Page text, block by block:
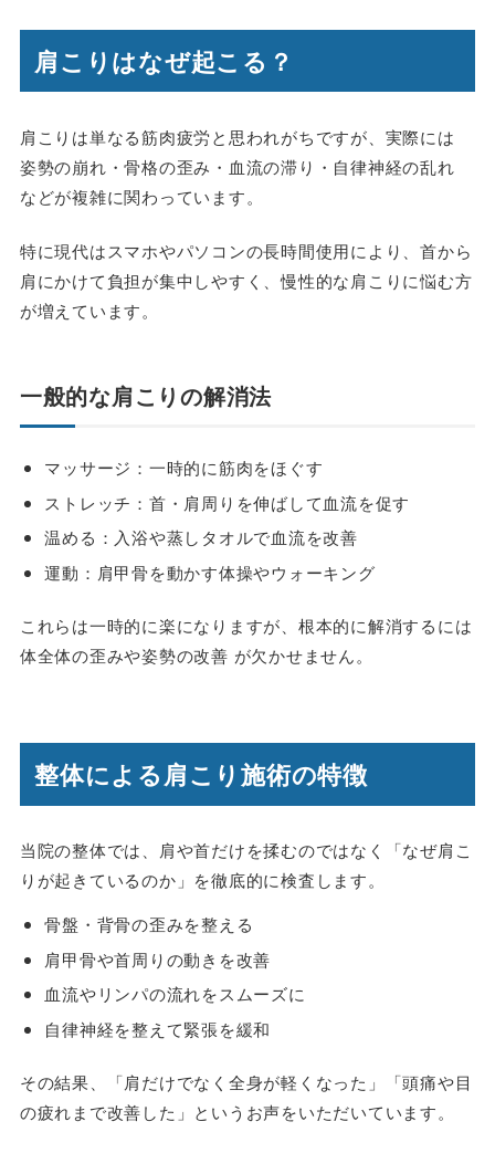
肩こりはなぜ起こる？
肩こりは単なる筋肉疲労と思われがちですが、実際には
姿勢の崩れ・骨格の歪み・血流の滞り・自律神経の乱れ
などが複雑に関わっています。
特に現代はスマホやパソコンの長時間使用により、首から
肩にかけて負担が集中しやすく、慢性的な肩こりに悩む方
が増えています。
一般的な肩こりの解消法
マッサージ：一時的に筋肉をほぐす
ストレッチ：首・肩周りを伸ばして血流を促す
温める：入浴や蒸しタオルで血流を改善
運動：肩甲骨を動かす体操やウォーキング
これらは一時的に楽になりますが、根本的に解消するには
体全体の歪みや姿勢の改善 が欠かせません。
整体による肩こり施術の特徴
当院の整体では、肩や首だけを揉むのではなく「なぜ肩こ
りが起きているのか」を徹底的に検査します。
骨盤・背骨の歪みを整える
肩甲骨や首周りの動きを改善
血流やリンパの流れをスムーズに
自律神経を整えて緊張を緩和
その結果、「肩だけでなく全身が軽くなった」「頭痛や目
の疲れまで改善した」というお声をいただいています。